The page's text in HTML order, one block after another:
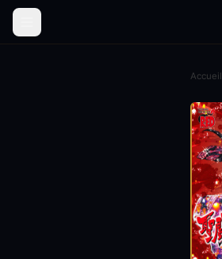
Accueil